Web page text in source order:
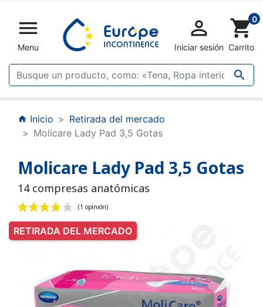

Menu


Iniciar sesión
shopping_cart0
Carrito
home Inicio
Retirada del mercado
Molicare Lady Pad 3,5 Gotas
Molicare Lady Pad 3,5 Gotas
14 compresas anatómicas
(1 opinión)
RETIRADA DEL MERCADO